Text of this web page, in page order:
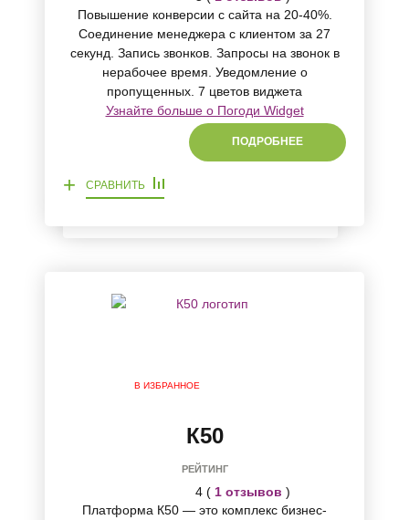
Повышение конверсии с сайта на 20-40%.
Соединение менеджера с клиентом за 27
секунд. Запись звонков. Запросы на звонок в
нерабочее время. Уведомление о
пропущенных. 7 цветов виджета
Узнайте больше о Погоди Widget
ПОДРОБНЕЕ
+ СРАВНИТЬ
В ИЗБРАННОЕ
К50
РЕЙТИНГ
4 ( 1 отзывов )
Платформа К50 — это комплекс бизнес-